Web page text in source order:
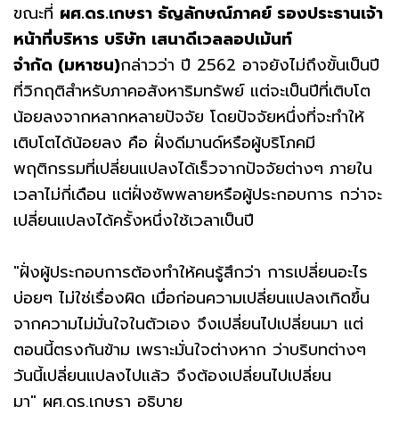
ขณะที่ ผศ.ดร.เกษรา ธัญลักษณ์ภาคย์ รองประธานเจ้า
หน้าที่บริหาร บริษัท เสนาดีเวลลอปเม้นท์
จำกัด (มหาชน)กล่าวว่า ปี 2562 อาจยังไม่ถึงขั้นเป็นปี
ที่วิกฤติสำหรับภาคอสังหาริมทรัพย์ แต่จะเป็นปีที่เติบโต
น้อยลงจากหลากหลายปัจจัย โดยปัจจัยหนึ่งที่จะทำให้
เติบโตได้น้อยลง คือ ฝั่งดีมานด์หรือผู้บริโภคมี
พฤติกรรมที่เปลี่ยนแปลงได้เร็วจากปัจจัยต่างๆ ภายใน
เวลาไม่กี่เดือน แต่ฝั่งซัพพลายหรือผู้ประกอบการ กว่าจะ
เปลี่ยนแปลงได้ครั้งหนึ่งใช้เวลาเป็นปี
"ฝั่งผู้ประกอบการต้องทำให้คนรู้สึกว่า การเปลี่ยนอะไร
บ่อยๆ ไม่ใช่เรื่องผิด เมื่อก่อนความเปลี่ยนแปลงเกิดขึ้น
จากความไม่มั่นใจในตัวเอง จึงเปลี่ยนไปเปลี่ยนมา แต่
ตอนนี้ตรงกันข้าม เพราะมั่นใจต่างหาก ว่าบริบทต่างๆ
วันนี้เปลี่ยนแปลงไปแล้ว จึงต้องเปลี่ยนไปเปลี่ยน
มา" ผศ.ดร.เกษรา อธิบาย